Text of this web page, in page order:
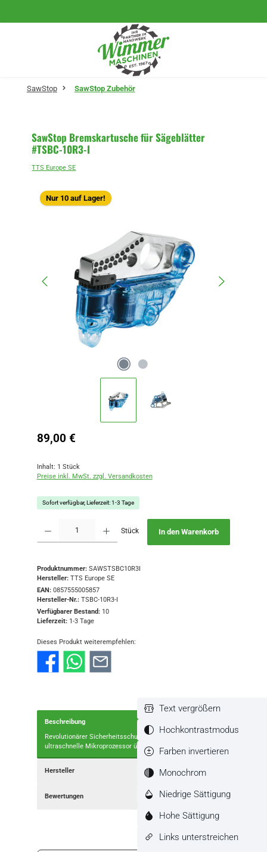
SawStop SawStop Zubehör
SawStop Bremskartusche für Sägeblätter
#TSBC-10R3-I
TTS Europe SE
Nur 10 auf Lager!
Regulärer Preis:
89,00 €
Inhalt: 1 Stück
Preise inkl. MwSt. zzgl. Versandkosten
Sofort verfügbar, Lieferzeit: 1-3 Tage
Stück In den Warenkorb
Produktnummer: SAWSTSBC10R3I
Hersteller: TTS Europe SE
EAN: 0857555005857
Hersteller-Nr.: TSBC-10R3-I
Verfügbarer Bestand: 10
Lieferzeit: 1-3 Tage
Dieses Produkt weiterempfehlen:
Beschreibung
Revolutionärer Sicherheitsschutz: Mikroprozessor: Der
ultraschnelle Mikroprozessor überwacht kontinuierli…
Mehr
Hersteller
Bewertungen
Text vergrößern
Hochkontrastmodus
Farben invertieren
Monochrom
Niedrige Sättigung
Hohe Sättigung
Links unterstreichen